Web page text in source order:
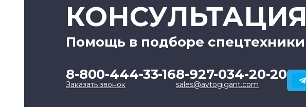
КОНСУЛЬТАЦИЯ
Помощь в подборе спецтехники
8-800-444-33-16
Заказать звонок
8-927-034-20-20
sales@avtogigant.com